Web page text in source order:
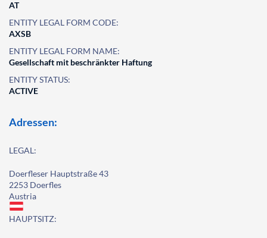
AT
ENTITY LEGAL FORM CODE:
AXSB
ENTITY LEGAL FORM NAME:
Gesellschaft mit beschränkter Haftung
ENTITY STATUS:
ACTIVE
Adressen:
LEGAL:
Doerfleser Hauptstraße 43
2253 Doerfles
Austria
HAUPTSITZ: